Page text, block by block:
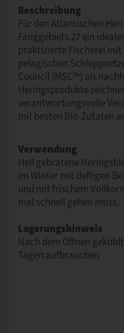
Beschreibung
Für den Atlantischen
Fanggebiets 27 ein
praktizierte Fischerei
pelagischen
Council (MSC™) als
Heringsprodukte
verantwortungsvolle
mit besten Bio-Zutaten
Verwendung
Hell gebratene
im Winter mit deftigen
und mit frischem
mal schnell gehen muss.
Lagerungshinweis
Nach dem Öffnen
Tagen aufbrauchen